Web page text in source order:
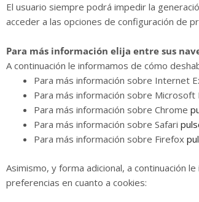
El usuario siempre podrá impedir la
acceder a las opciones de configuración de
Para más información elija entre sus
A continuación le informamos de cómo
Para más información sobre Internet
Para más información sobre Microsoft
Para más información sobre Chrome
Para más información sobre Safari
Para más información sobre Firefox
Asimismo, y forma adicional, a continuación
preferencias en cuanto a cookies: